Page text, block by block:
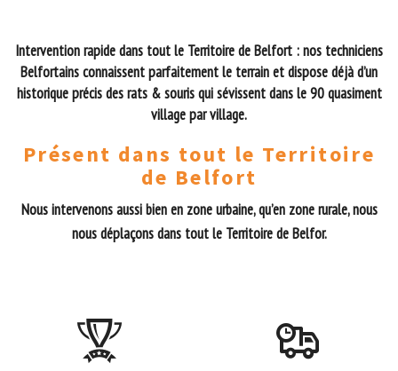
Intervention rapide dans tout le Territoire de Belfort : nos techniciens
Belfortains connaissent parfaitement le terrain et dispose déjà d’un
historique précis des rats & souris qui sévissent dans le 90 quasiment
village par village.
Présent dans tout le Territoire
de Belfort
Nous intervenons aussi bien en zone urbaine, qu’en zone rurale, nous
nous déplaçons dans tout le Territoire de Belfor.